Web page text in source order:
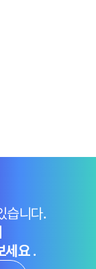
습니다.
세요 .